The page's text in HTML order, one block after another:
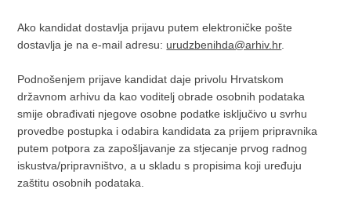
Ako kandidat dostavlja prijavu putem elektroničke pošte
dostavlja je na e-mail adresu: urudzbenihda@arhiv.hr.
Podnošenjem prijave kandidat daje privolu Hrvatskom
državnom arhivu da kao voditelj obrade osobnih podataka
smije obrađivati njegove osobne podatke isključivo u svrhu
provedbe postupka i odabira kandidata za prijem pripravnika
putem potpora za zapošljavanje za stjecanje prvog radnog
iskustva/pripravništvo, a u skladu s propisima koji uređuju
zaštitu osobnih podataka.